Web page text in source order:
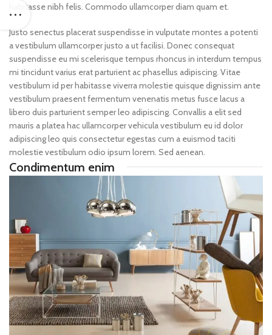
habitasse nibh felis. Commodo ullamcorper diam quam et.
Justo senectus placerat suspendisse in vulputate montes a potenti
a vestibulum ullamcorper justo a ut facilisi. Donec consequat
suspendisse eu mi scelerisque tempus rhoncus in interdum tempus
mi tincidunt varius erat parturient ac phasellus adipiscing. Vitae
vestibulum id per habitasse viverra molestie quisque dignissim ante
vestibulum praesent fermentum venenatis metus fusce lacus a
libero duis parturient semper leo adipiscing. Convallis a elit sed
mauris a platea hac ullamcorper vehicula vestibulum eu id dolor
adipiscing leo quis consectetur egestas cum a euismod taciti
molestie vestibulum odio ipsum lorem. Sed aenean.
Condimentum enim